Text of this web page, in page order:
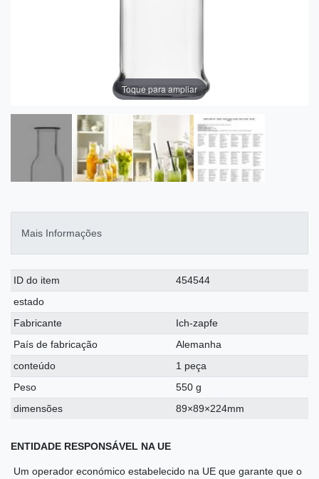
Toque para ampliar
Mais Informações
Ceres::Template.singleItemTechnicalDataAttribute
Ceres::Template.singleItemTechnicalDataValue
ID do item
454544
estado
Fabricante
Ich-zapfe
País de fabricação
Alemanha
conteúdo
1 peça
Peso
550 g
dimensões
89×89×224mm
ENTIDADE RESPONSÁVEL NA UE
Um operador económico estabelecido na UE que garante que o